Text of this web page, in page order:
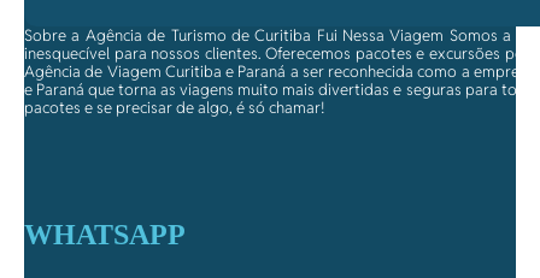
Sobre a Agência de Turismo de Curitiba Fui Nessa Viagem Somos a
inesquecível para nossos clientes. Oferecemos pacotes e excursões
Agência de Viagem Curitiba e Paraná a ser reconhecida como a
e Paraná que torna as viagens muito mais divertidas e seguras para
pacotes e se precisar de algo, é só chamar!
WHATSAPP